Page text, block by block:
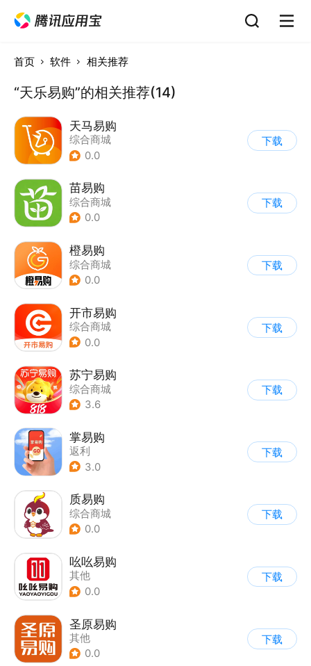
首页 软件 相关推荐
“天乐易购”的相关推荐(14)
天马易购
综合商城
0.0
下载
苗易购
综合商城
0.0
下载
橙易购
综合商城
0.0
下载
开市易购
综合商城
0.0
下载
苏宁易购
综合商城
3.6
下载
掌易购
返利
3.0
下载
质易购
综合商城
0.0
下载
吆吆易购
其他
0.0
下载
圣原易购
其他
0.0
下载